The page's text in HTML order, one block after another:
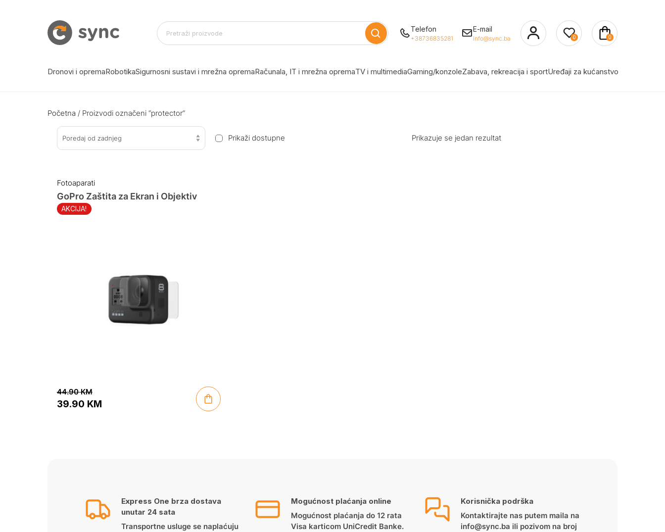
Telefon
+38736835281
E-mail
info@sync.ba 0 0
Dronovi i opremaRobotikaSigurnosni sustavi i mrežna opremaRačunala, IT i mrežna opremaTV i multimediaGaming/konzoleZabava, rekreacija i sportUređaji za kućanstvo
Početna / Proizvodi označeni “protector”
Poredaj od zadnjeg Prikaži dostupne Prikazuje se jedan rezultat
Fotoaparati
AKCIJA!
GoPro Zaštita za Ekran i Objektiv
44.90KM
39.90 KM
Express One brza dostava
unutar 24 sata
Transportne usluge se naplaćuju
Mogućnost plaćanja online
Mogućnost plaćanja do 12 rata
Visa karticom UniCredit Banke.
Korisnička podrška
Kontaktirajte nas putem maila na
info@sync.ba ili pozivom na broj